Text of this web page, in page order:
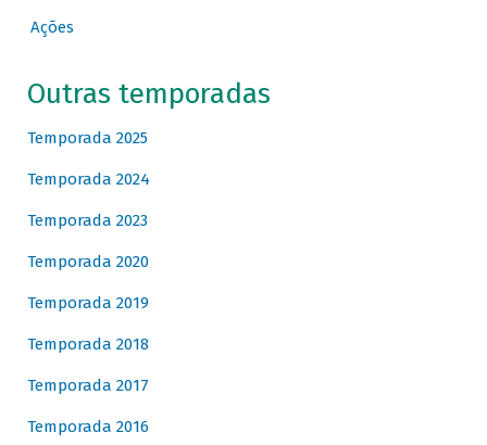
Ações
Outras temporadas
Temporada 2025
Temporada 2024
Temporada 2023
Temporada 2020
Temporada 2019
Temporada 2018
Temporada 2017
Temporada 2016